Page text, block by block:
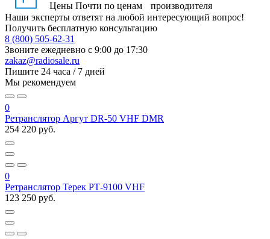
Цены Почти по ценам производителя
Наши эксперты ответят на любой интересующий вопрос!
Получить бесплатную консультацию
8 (800) 505-62-31
Звоните ежедневно с 9:00 до 17:30
zakaz@radiosale.ru
Пишите 24 часа / 7 дней
Мы рекомендуем
0
Ретранслятор Аргут DR-50 VHF DMR
254 220 руб.
0
Ретранслятор Терек РТ-9100 VHF
123 250 руб.